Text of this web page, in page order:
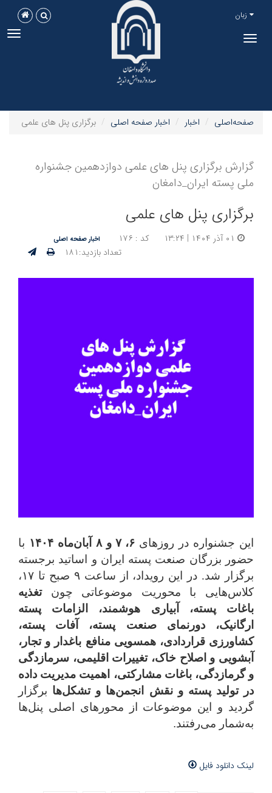
Toggle
زبان
صفحه‌اصلی اخبار اخبار صفحه اصلی برگزاری پنل های علمی
گزارش برگزاری پنل های علمی دوازدهمین جشنواره
ملی پسته ایران_دامغان
برگزاری پنل های علمی
کد : ۱۷۶ اخبار صفحه اصلی
تعداد بازدید:۱۸۱
این جشنواره در روزهای ۶،۷ و۸ آبان‌ماه۱۴۰۴ با
حضور بزرگان صنعت پسته ایران و اساتید برجسته
برگزار شد. در این رویداد، از ساعت ۹ صبح تا ۱۷،
کلاس‌هایی با محوریت موضوعاتی چونتغذیه
باغات پسته، آبیاری هوشمند، الزامات پسته
ارگانیک، دورنمای صنعت پسته، آفات پسته،
کشاورزی قراردادی، همسویی منافع باغدار و تجار،
آبشویی و اصلاح خاک، تغییرات اقلیمی، سرمازدگی
و گرمازدگی، باغات مشارکتی، اهمیت مدیریت داده
در تولید پسته و نقش انجمن‌ها و تشکل‌ها برگزار
گردید و این موضوعات از محورهای اصلی پنل‌ها
به‌شمار می‌رفتند.
لینک دانلود فایل